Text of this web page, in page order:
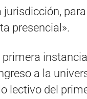
jurisdicción,
presencial».
primera
a la
lectivo del